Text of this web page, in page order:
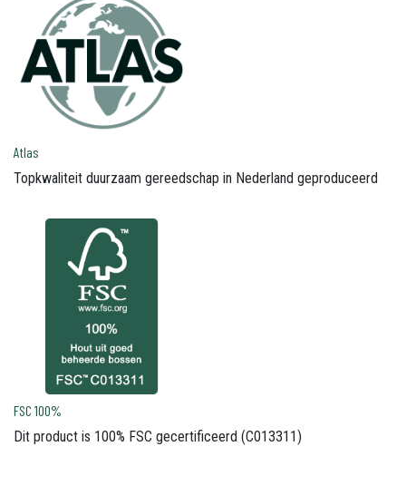
Atlas
Topkwaliteit duurzaam gereedschap in Nederland geproduceerd
FSC 100%
Dit product is 100% FSC gecertificeerd (C013311)